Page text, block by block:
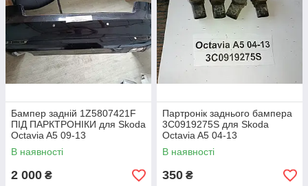
Бампер задній 1Z5807421F
ПІД ПАРКТРОНІКИ для Skoda
Octavia A5 09-13
В наявності
2 000 ₴
Партронік заднього бампера
3C0919275S для Skoda
Octavia A5 04-13
В наявності
350 ₴